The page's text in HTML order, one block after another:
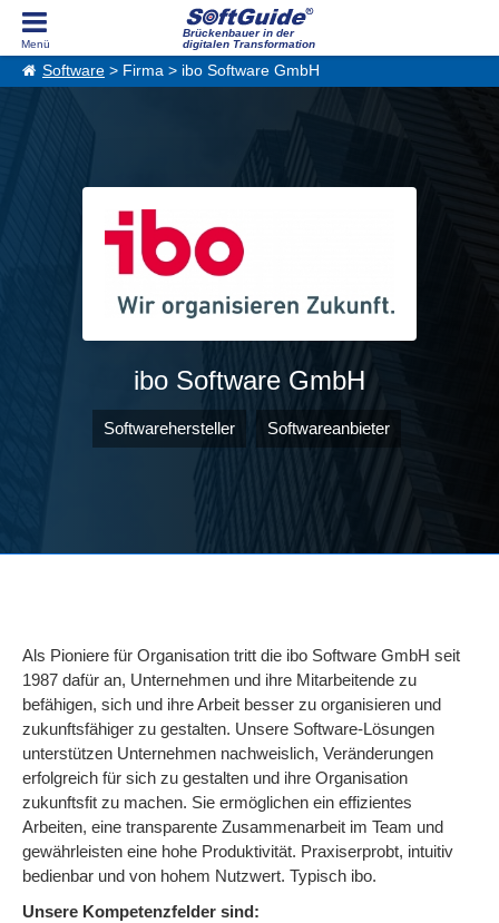
Brückenbauer in der
digitalen Transformation
Software > Firma > ibo Software GmbH
ibo Software GmbH
Softwarehersteller Softwareanbieter
Als Pioniere für Organisation tritt die ibo Software GmbH seit
1987 dafür an, Unternehmen und ihre Mitarbeitende zu
befähigen, sich und ihre Arbeit besser zu organisieren und
zukunftsfähiger zu gestalten. Unsere Software-Lösungen
unterstützen Unternehmen nachweislich, Veränderungen
erfolgreich für sich zu gestalten und ihre Organisation
zukunftsfit zu machen. Sie ermöglichen ein effizientes
Arbeiten, eine transparente Zusammenarbeit im Team und
gewährleisten eine hohe Produktivität. Praxiserprobt, intuitiv
bedienbar und von hohem Nutzwert. Typisch ibo.
Unsere Kompetenzfelder sind: